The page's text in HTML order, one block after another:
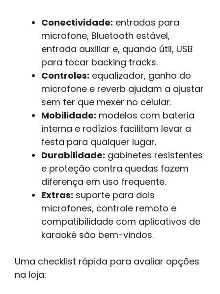
Conectividade: entradas para
microfone, Bluetooth estável,
entrada auxiliar e, quando útil, USB
para tocar backing tracks.
Controles: equalizador, ganho do
microfone e reverb ajudam a ajustar
sem ter que mexer no celular.
Mobilidade: modelos com bateria
interna e rodízios facilitam levar a
festa para qualquer lugar.
Durabilidade: gabinetes resistentes
e proteção contra quedas fazem
diferença em uso frequente.
Extras: suporte para dois
microfones, controle remoto e
compatibilidade com aplicativos de
karaokê são bem-vindos.
Uma checklist rápida para avaliar opções
na loja: